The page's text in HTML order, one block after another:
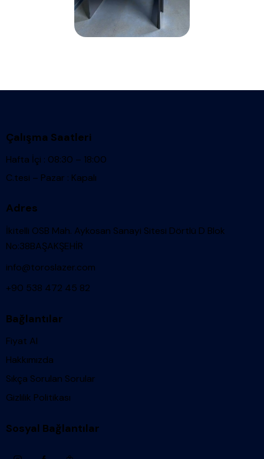
Çalışma Saatleri
Hafta İçi : 08:30 – 18:00
C.tesi – Pazar : Kapalı
Adres
İkitelli OSB Mah. Aykosan Sanayi Sitesi Dörtlü D Blok
No:38BAŞAKŞEHİR
info@toroslazer.com
+90 538 472 45 82
Bağlantılar
Fiyat Al
Hakkımızda
Sıkça Sorulan Sorular
Gizlilik Politikası
Sosyal Bağlantılar